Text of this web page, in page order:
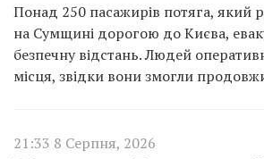
Понад 250 пасажирів потяга, який
на Сумщині дорогою до Києва,
безпечну відстань. Людей
місця, звідки вони змогли
21:33 8 Серпня, 2026